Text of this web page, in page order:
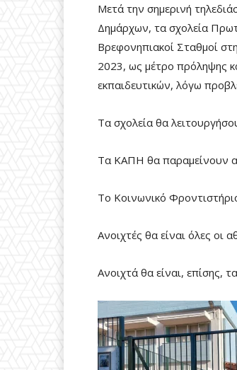
Μετά την σημερινή
Δημάρχων, τα σχολεία
Βρεφονηπιακοί Σταθμοί
2023, ως μέτρο πρόληψης
εκπαιδευτικών, λόγω
Τα σχολεία θα
Tα ΚΑΠΗ θα παραμείνουν
Το Κοινωνικό
Ανοιχτές θα είναι όλες οι
Ανοιχτά θα είναι, επίσης,